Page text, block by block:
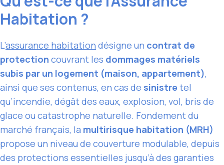
Habitation ?
L’assurance habitation désigne un contrat de
protection couvrant les dommages matériels
subis par un logement (maison, appartement),
ainsi que ses contenus, en cas de sinistre tel
qu’incendie, dégât des eaux, explosion, vol, bris de
glace ou catastrophe naturelle. Fondement du
marché français, la multirisque habitation (MRH)
propose un niveau de couverture modulable, depuis
des protections essentielles jusqu’à des garanties